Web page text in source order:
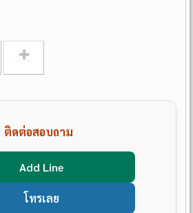
ติดต่อสอบถาม
Add Line
โทรเลย